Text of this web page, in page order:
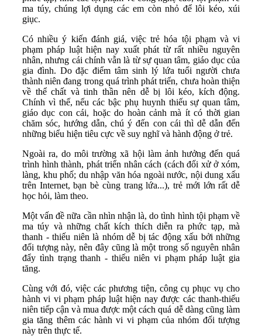
ma túy, chúng lợi dụng các em còn nhỏ để lôi kéo, xúi
giục.
Có nhiều ý kiến đánh giá, việc trẻ hóa tội phạm và vi
phạm pháp luật hiện nay xuất phát từ rất nhiều nguyên
nhân, nhưng cái chính vẫn là từ sự quan tâm, giáo dục của
gia đình. Do đặc điểm tâm sinh lý lứa tuổi người chưa
thành niên đang trong quá trình phát triển, chưa hoàn thiện
về thể chất và tinh thần nên dễ bị lôi kéo, kích động.
Chính vì thế, nếu các bậc phụ huynh thiếu sự quan tâm,
giáo dục con cái, hoặc do hoàn cảnh mà ít có thời gian
chăm sóc, hướng dẫn, chú ý đến con cái thì dễ dẫn đến
những biểu hiện tiêu cực về suy nghĩ và hành động ở trẻ.
Ngoài ra, do môi trường xã hội làm ảnh hưởng đến quá
trình hình thành, phát triển nhân cách (cách đối xử ở xóm,
làng, khu phố; du nhập văn hóa ngoài nước, nội dung xấu
trên Internet, bạn bè cùng trang lứa...), trẻ mới lớn rất dễ
học hỏi, làm theo.
Một vấn đề nữa cần nhìn nhận là, do tình hình tội phạm về
ma túy và những chất kích thích diễn ra phức tạp, mà
thanh - thiếu niên là nhóm dễ bị tác động xấu bởi những
đối tượng này, nên đây cũng là một trong số nguyên nhân
đẩy tình trạng thanh - thiếu niên vi phạm pháp luật gia
tăng.
Cùng với đó, việc các phương tiện, công cụ phục vụ cho
hành vi vi phạm pháp luật hiện nay được các thanh-thiếu
niên tiếp cận và mua được một cách quá dễ dàng cũng làm
gia tăng thêm các hành vi vi phạm của nhóm đối tượng
này trên thực tế.